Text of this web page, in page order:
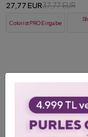
27,77 EUR37,77 EUR
ColoristPRO Eingabe
FOLGEN